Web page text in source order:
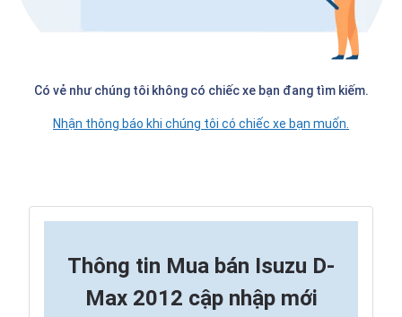
Có vẻ như chúng tôi không có chiếc xe bạn đang tìm kiếm.
Nhận thông báo khi chúng tôi có chiếc xe bạn muốn.
Thông tin Mua bán Isuzu D-
Max 2012 cập nhập mới